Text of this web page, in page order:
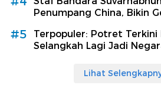
Penumpang China, Bikin
#5
Terpopuler: Potret Terkini
Selangkah Lagi Jadi
Lihat